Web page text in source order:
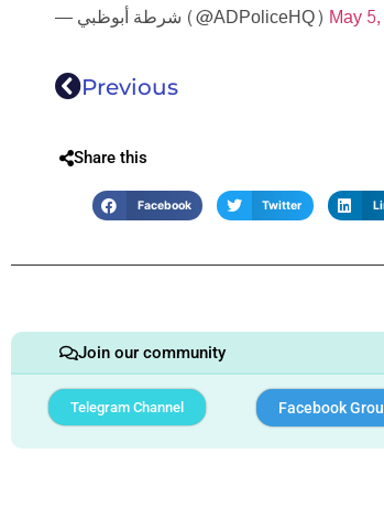
— شرطة أبوظبي (@ADPoliceHQ) May
Previous
Share this
Facebook Twitter
Join our community
Telegram Channel Facebook